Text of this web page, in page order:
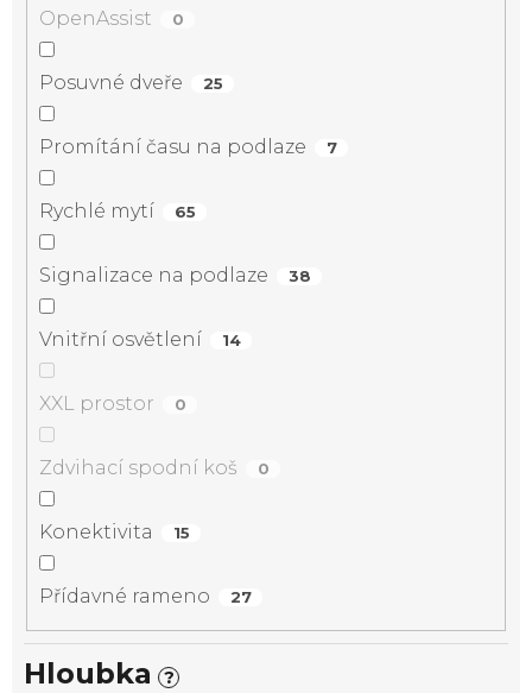
OpenAssist 0
Posuvné dveře 25
Promítání času na podlaze 7
Rychlé mytí 65
Signalizace na podlaze 38
Vnitřní osvětlení 14
XXL prostor 0
Zdvihací spodní koš 0
Konektivita 15
Přídavné rameno 27
Hloubka ?